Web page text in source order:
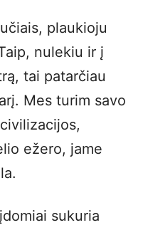
plaukioju
nulekiu ir į
tai patarčiau
Mes turim savo
ežero, jame
sukuria